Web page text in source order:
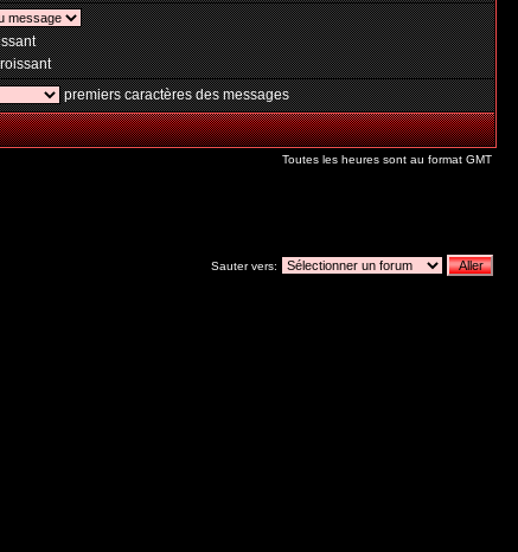
premiers caractères des messages
Toutes les heures sont au format GMT
Sauter vers: